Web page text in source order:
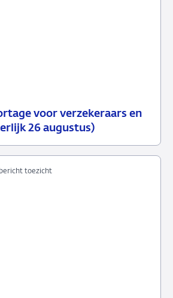
voor verzekeraars en
26 augustus)
toezicht